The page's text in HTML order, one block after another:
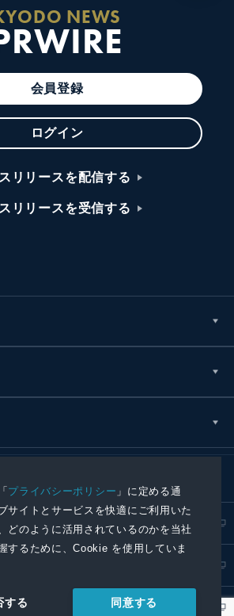
プライバシーポリシー 」に定める通
サイトとサービスを快適にご利用いた
どのように活用されているのかを当社
するために、Cookie を使用していま
する 同意する
NEWS
会員登録
ログイン
リリースを配信する
リリースを受信する
プライバシーポリシー